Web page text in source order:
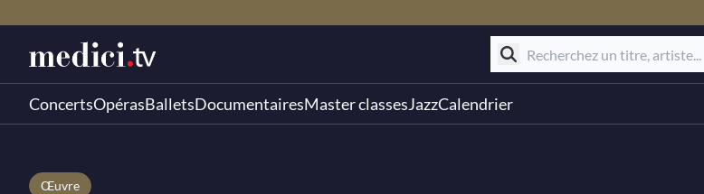
ConcertsOpérasBalletsDocumentairesMaster classesJazzCalendrier
Œuvre